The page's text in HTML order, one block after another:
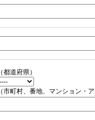
（都道府県）
（市町村、番地、マンション・